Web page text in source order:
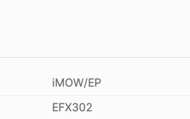
iMOW/EP
EFX302